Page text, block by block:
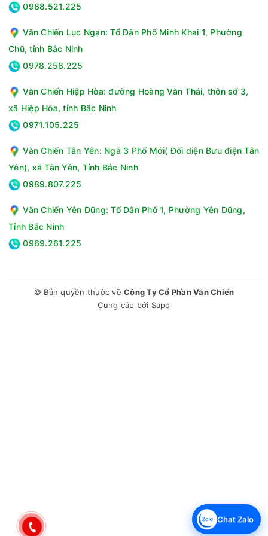
SC5MNR4G kết hợp giữa công nghệ hơi nước, sấy nhẹ, khử
mùi và làm mới nhanh, mang lại giải pháp toàn diện cho việc
bảo quản quần áo hàng ngày. Với thiết kế tinh tế và các tính
năng điều khiển từ xa tiện lợi, đây là lựa chọn đáng giá thay
thế máy giặt cho những ai đề cao sự tiện nghi, vệ sinh và
chăm sóc trang phục chuyên nghiệp ngay tại nhà.
Thông số kỹ thuật Tủ chăm sóc quần áo thông minh LG
Styler Inverter 5 móc SC5MNR4G
Kiểu động cơ:Công nghệ HeatPump
Chất liệu vỏ máy:Kim loại
Cho phép điều khiển máy giặt từ xa qua ứng dụng LG
ThinQ
Kích thước - Khối lượng:Cao 196.5 cm - Ngang 60 cm -
0988.521.225
Văn Chiến Lục Ngạn: Tổ Dân Phố Minh Khai 1, Phường
Chũ, tỉnh Bắc Ninh
0978.258.225
Văn Chiến Hiệp Hòa: đường Hoàng Văn Thái, thôn số 3,
xã Hiệp Hòa, tỉnh Bắc Ninh
0971.105.225
Văn Chiến Tân Yên: Ngã 3 Phố Mới( Đối diện Bưu điện Tân
Yên), xã Tân Yên, Tỉnh Bắc Ninh
0989.807.225
Văn Chiến Yên Dũng: Tổ Dân Phố 1, Phường Yên Dũng,
Tỉnh Bắc Ninh
0969.261.225
© Bản quyền thuộc về Công Ty Cổ Phần Văn Chiến
Cung cấp bởi Sapo
Chat Zalo